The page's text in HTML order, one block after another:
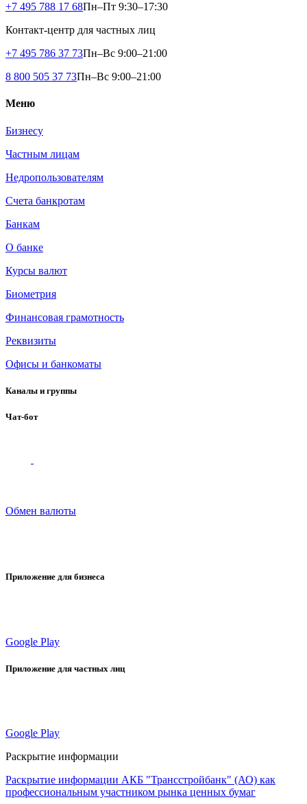
+7 495 788 17 68Пн–Пт 9:30–17:30
Контакт-центр для частных лиц
+7 495 786 37 73Пн–Вс 9:00–21:00
8 800 505 37 73Пн–Вс 9:00–21:00
Меню
Бизнесу
Частным лицам
Недропользователям
Счета банкротам
Банкам
О банке
Курсы валют
Биометрия
Финансовая грамотность
Реквизиты
Офисы и банкоматы
Каналы и группы
Чат-бот
Обмен валюты
Приложение для бизнеса
Google Play
Приложение для частных лиц
Google Play
Раскрытие информации
Раскрытие информации АКБ "Трансстройбанк" (АО) как
профессиональным участником рынка ценных бумаг